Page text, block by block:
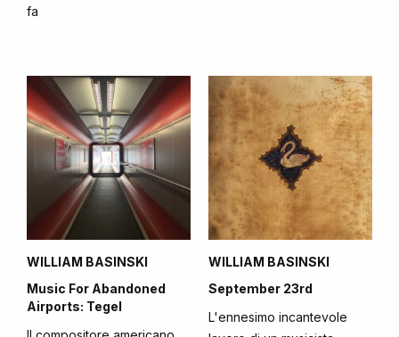
fa
WILLIAM BASINSKI
Music For Abandoned
Airports: Tegel
WILLIAM BASINSKI
September 23rd
L'ennesimo incantevole